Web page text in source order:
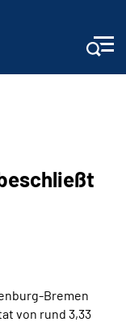
Bremen
von rund 3,33